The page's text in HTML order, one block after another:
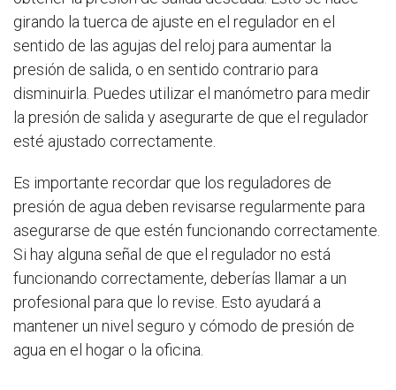
girando la tuerca de ajuste en el regulador en el
sentido de las agujas del reloj para aumentar la
presión de salida, o en sentido contrario para
disminuirla. Puedes utilizar el manómetro para medir
la presión de salida y asegurarte de que el regulador
esté ajustado correctamente.
Es importante recordar que los reguladores de
presión de agua deben revisarse regularmente para
asegurarse de que estén funcionando correctamente.
Si hay alguna señal de que el regulador no está
funcionando correctamente, deberías llamar a un
profesional para que lo revise. Esto ayudará a
mantener un nivel seguro y cómodo de presión de
agua en el hogar o la oficina.